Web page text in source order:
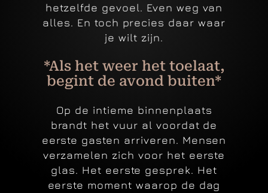
hetzelfde gevoel. Even weg van
alles. En toch precies daar waar
je wilt zijn.
*Als het weer het toelaat,
begint de avond buiten*
Op de intieme binnenplaats
brandt het vuur al voordat de
eerste gasten arriveren. Mensen
verzamelen zich voor het eerste
glas. Het eerste gesprek. Het
eerste moment waarop de dag